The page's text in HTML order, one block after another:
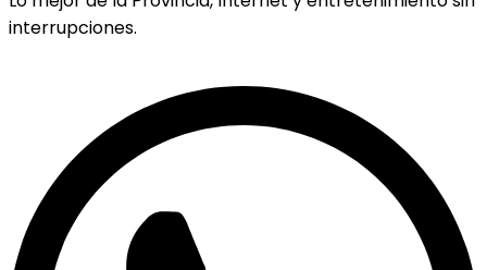
interrupciones.